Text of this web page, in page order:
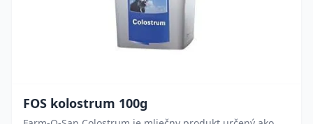
FOS kolostrum 100g